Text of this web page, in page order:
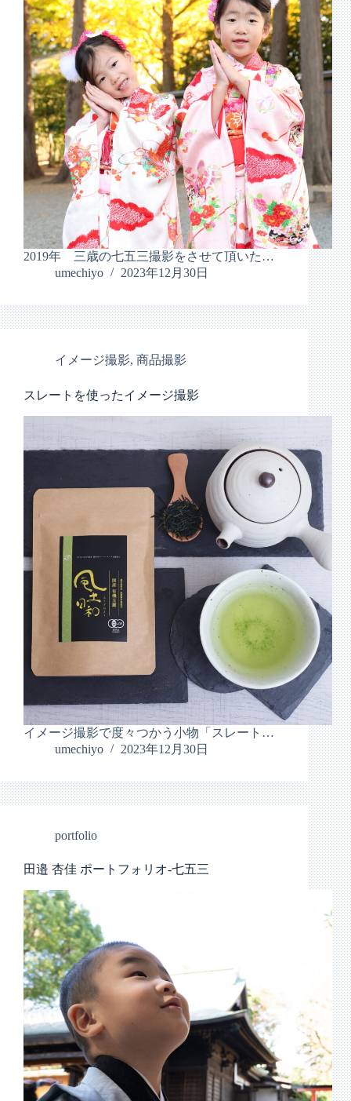
2019年 三歳の七五三撮影をさせて頂いた…
umechiyo
2023年12月30日
イメージ撮影, 商品撮影
スレートを使ったイメージ撮影
イメージ撮影で度々つかう小物「スレート…
umechiyo
2023年12月30日
portfolio
田邉 杏佳 ポートフォリオ-七五三